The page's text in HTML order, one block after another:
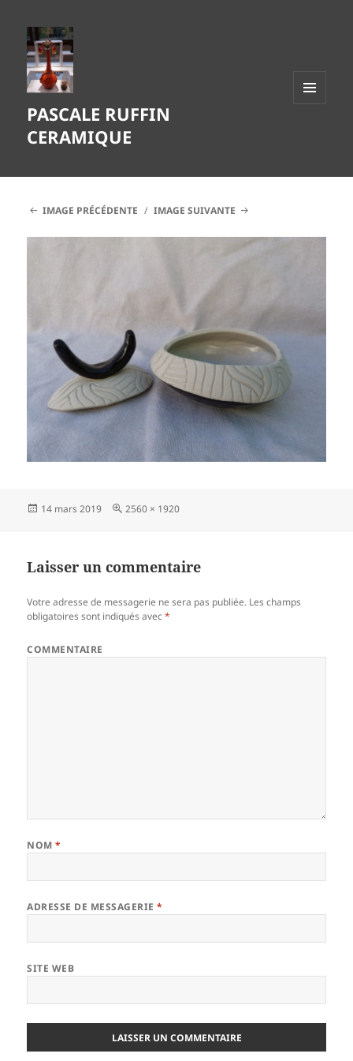
PASCALE RUFFIN
CERAMIQUE
IMAGE PRÉCÉDENTE IMAGE SUIVANTE
Publié
14 mars 2019
Taille
2560 × 1920
Laisser un commentaire
Votre adresse de messagerie ne sera pas publiée. Les champs
obligatoires sont indiqués avec*
COMMENTAIRE
NOM*
ADRESSE DE MESSAGERIE*
SITE WEB